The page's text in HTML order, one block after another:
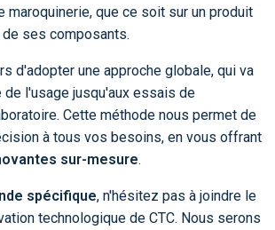
maroquinerie, que ce soit sur un produit
ses composants.
d'adopter une approche globale, qui va
l'usage jusqu'aux essais de
Cette méthode nous permet de
à tous vos besoins, en vous offrant
sur-mesure.
spécifique, n'hésitez pas à joindre le
technologique de CTC. Nous serons